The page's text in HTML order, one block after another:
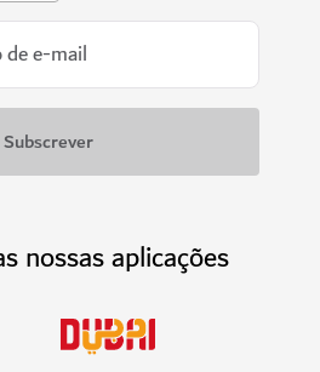
nossas aplicações